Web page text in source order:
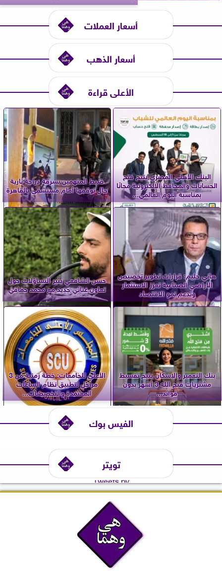
أسعار العملات
أسعار الذهب
الأعلى قراءة
البنك الأهلي المصري يتيح فتح
الحسابات والمحافظ الإلكترونية مجانًا
بمناسبة اليوم العالمي...
ضبط المتهمين بسرقة دراجة نارية
حال توقفها أمام مستشفى بالقاهرة
هاني حليم: قرارات تطوير تخصيص
الأراضي الصناعية تعزز الاستثمار
وتدعم نمو الاقتصاد
حسن الشافعي يثير التساؤلات حول
تعاون غنائي جديد مع محمد حماقي
بنك التعمير والإسكان يتيح تقسيط
مشتريات فتح الله 3 أشهر بدون
فوائد...
الأعلى للجامعات: خطة زمنية من 3
مراحل لتطبيق نظام الساعات
المعتمدة والتخصصات...
الفيس بوك
تويتر
Tweets by